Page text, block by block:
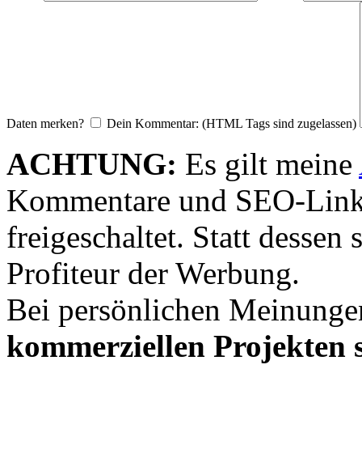
Daten merken? Dein Kommentar: (HTML Tags sind zugelassen)
ACHTUNG: Es gilt meine
Kommentare und SEO-
freigeschaltet. Statt dessen
Profiteur der Werbung.
Bei persönlichen
kommerziellen Projekten